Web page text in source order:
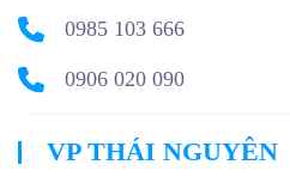
0985 103 666
0906 020 090
VP THÁI NGUYÊN